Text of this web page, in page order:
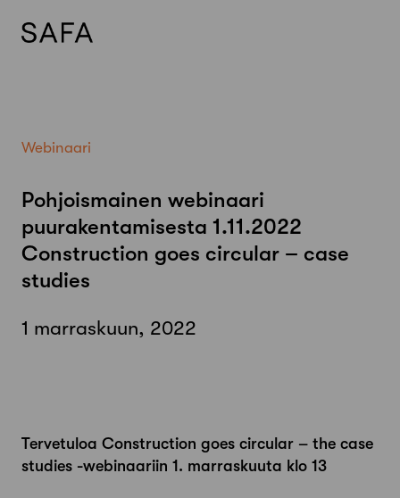
Webinaari
Pohjoismainen webinaari
puurakentamisesta 1.11.2022
Construction goes circular – case
studies
1 marraskuun, 2022
Tervetuloa Construction goes circular – the case
studies -webinaariin 1. marraskuuta klo 13